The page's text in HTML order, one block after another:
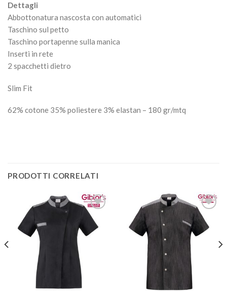
Dettagli
Abbottonatura nascosta con automatici
Taschino sul petto
Taschino portapenne sulla manica
Inserti in rete
2 spacchetti dietro
Slim Fit
62% cotone 35% poliestere 3% elastan – 180 gr/mtq
PRODOTTI CORRELATI
Aggiungi
alla lista
dei
desideri
Aggiungi
alla lista
dei
desideri